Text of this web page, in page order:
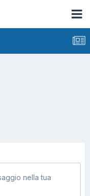
nella tua